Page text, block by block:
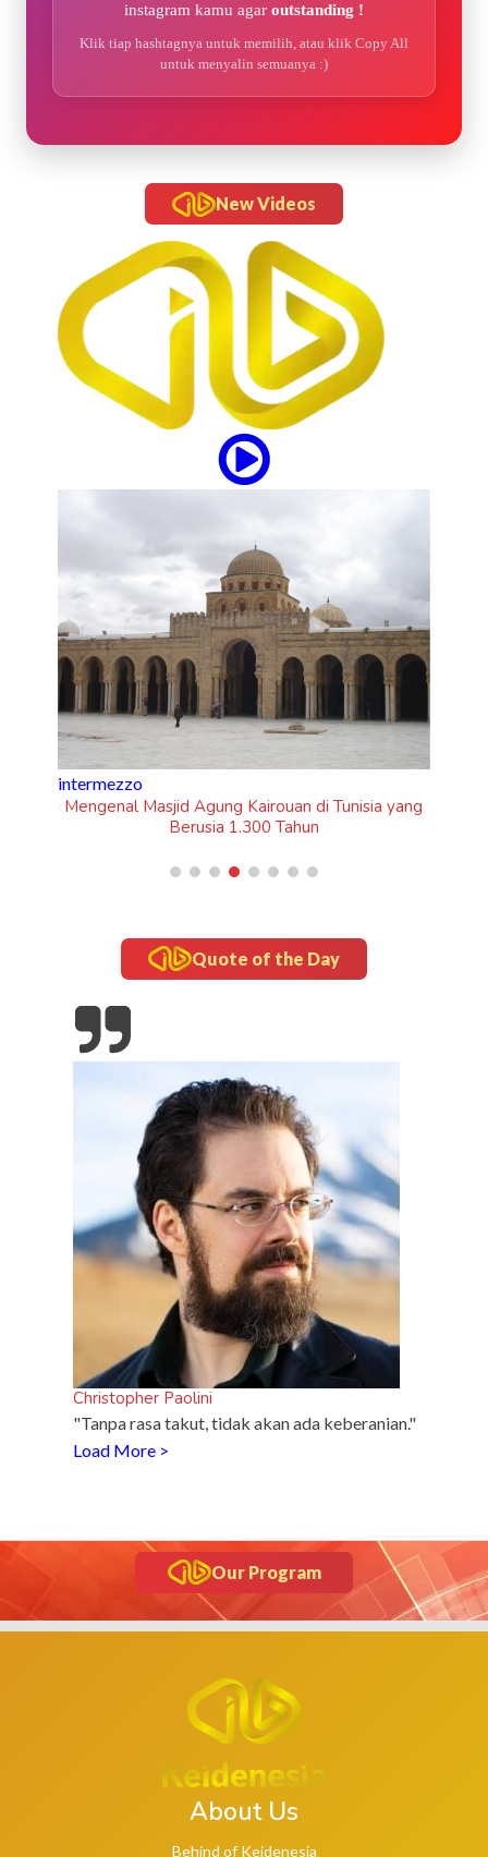
instagram kamu agar outstanding !
Klik tiap hashtagnya untuk memilih, atau klik Copy All
untuk menyalin semuanya :)
New Videos
"Honk!" No Na
Quote of the Day
Christopher Paolini
"Tanpa rasa takut, tidak akan ada keberanian."
Load More >
Our Program
About Us
Behind of Keidenesia